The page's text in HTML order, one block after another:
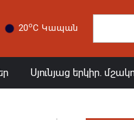
20oC Կապան
Սյունյաց երկիր.